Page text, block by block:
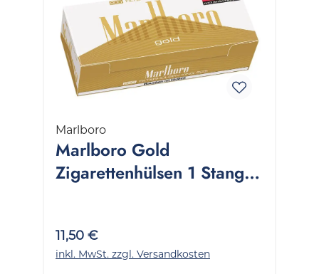
Marlboro
Marlboro Gold
Zigarettenhülsen 1 Stange
11,50 €
inkl. MwSt. zzgl. Versandkosten